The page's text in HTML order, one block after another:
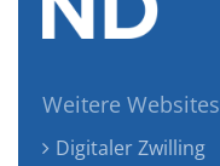
Weitere Websites
Digitaler Zwilling